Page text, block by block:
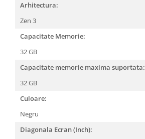
Arhitectura:
Zen 3
Capacitate Memorie:
32 GB
Capacitate memorie maxima suportata:
32 GB
Culoare:
Negru
Diagonala Ecran (Inch):